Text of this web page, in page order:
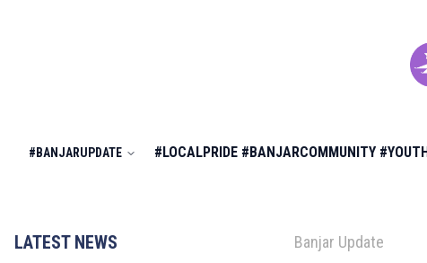
#BANJARUPDATE #LOCALPRIDE #BANJARCOMMUNITY
LATEST NEWS Banjar Update